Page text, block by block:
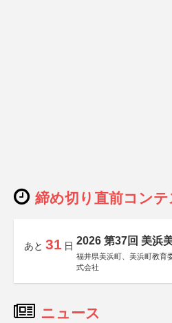
締め切り直前コンテ
あと 31 日 2026 第37回 美浜
福井県美浜町、美浜町教育
式会社
ニュース